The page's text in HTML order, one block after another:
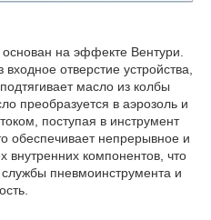
на эффекте Вентури.
отверстие устройства,
масло из колбы
преобразуется в аэрозоль и
поступая в инструмент
обеспечивает непрерывное и
внутренних компонентов, что
пневмоинструмента и